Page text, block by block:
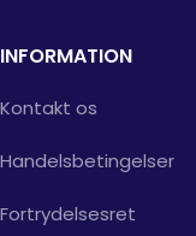
INFORMATION
Kontakt os
Handelsbetingelser
Fortrydelsesret